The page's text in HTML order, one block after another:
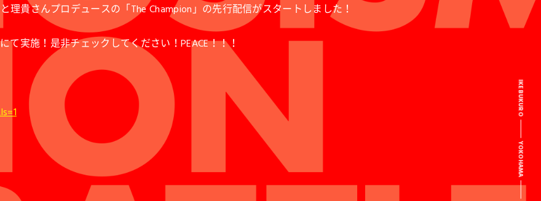
理貴さんプロデュースの「The Champion」の先行配信がスタートしました！
て実施！是非チェックしてください！PEACE！！！
IKEBUKURO
YOKOHAMA